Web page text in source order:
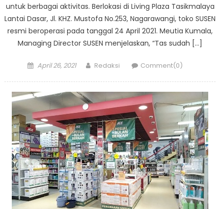
untuk berbagai aktivitas. Berlokasi di Living Plaza Tasikmalaya
Lantai Dasar, Jl. KHZ. Mustofa No.253, Nagarawangi, toko SUSEN
resmi beroperasi pada tanggal 24 April 2021. Meutia Kumala,
Managing Director SUSEN menjelaskan, “Tas sudah […]
Posted
April 26, 2021 Author
Redaksi Comment(0)